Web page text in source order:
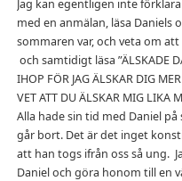
Jag kan egentligen inte
med en anmälan, läsa
sommaren var, och veta om
och samtidigt läsa ”ÄLSKADE
IHOP FÖR JAG ÄLSKAR DIG
VET ATT DU ÄLSKAR MIG LIKA
Alla hade sin tid med Daniel
går bort. Det är det inget
att han togs ifrån oss så ung.
Daniel och göra honom till en